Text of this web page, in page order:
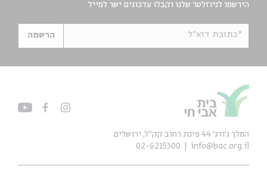
הירשמו לניוזלטר שלנו וקבלו עדכונים ישר למייל
*כתובת דוא"ל הרשמה
המלך ג'ורג' 44 פינת רחוב קק״ל, ירושלים
info@bac.org.il
02-6215300